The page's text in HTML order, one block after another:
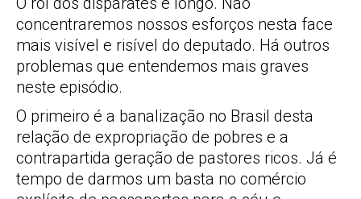
concentraremos nossos esforços nesta face
mais visível e risível do deputado. Há outros
problemas que entendemos mais graves
neste episódio.
O primeiro é a banalização no Brasil desta
relação de expropriação de pobres e a
contrapartida geração de pastores ricos. Já é
tempo de darmos um basta no comércio